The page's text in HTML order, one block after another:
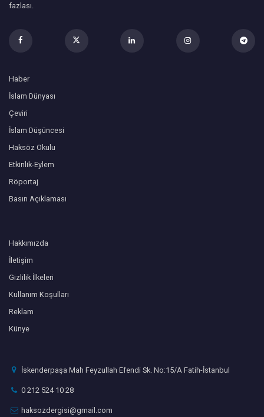
fazlası.
Haber
İslam Dünyası
Çeviri
İslam Düşüncesi
Haksöz Okulu
Etkinlik-Eylem
Röportaj
Basın Açıklaması
Hakkımızda
İletişim
Gizlilik İlkeleri
Kullanım Koşulları
Reklam
Künye
İskenderpaşa Mah Feyzullah Efendi Sk. No:15/A Fatih-İstanbul
0 212 524 10 28
haksozdergisi@gmail.com